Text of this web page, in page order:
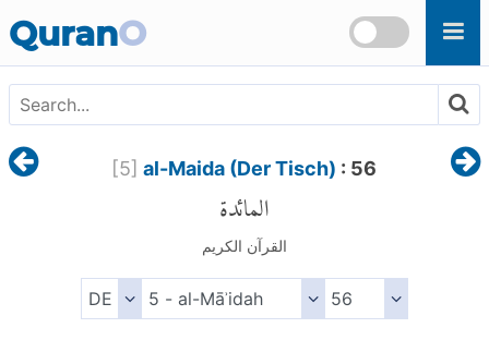
QuranO
[5] al-Maida (Der Tisch) : 56
المائدة
القرآن الكريم